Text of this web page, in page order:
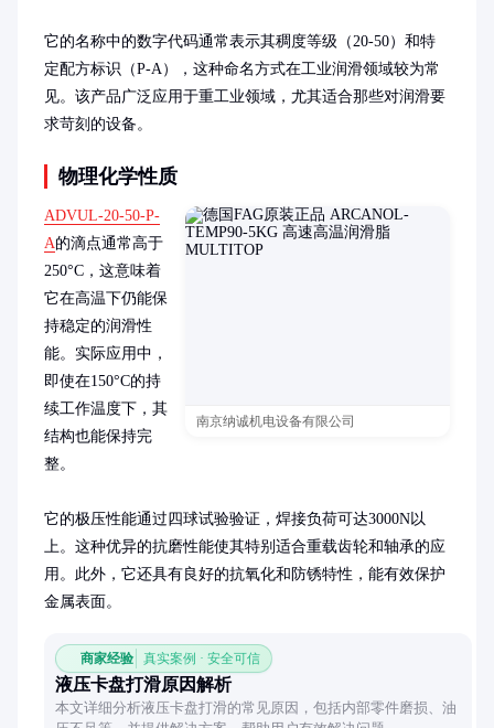
它的名称中的数字代码通常表示其稠度等级（20-50）和特
定配方标识（P-A），这种命名方式在工业润滑领域较为常
见。该产品广泛应用于重工业领域，尤其适合那些对润滑要
求苛刻的设备。
物理化学性质
南京纳诚机电设备有限公司
ADVUL-20-50-P-
A的滴点通常高于
250°C，这意味着
它在高温下仍能保
持稳定的润滑性
能。实际应用中，
即使在150°C的持
续工作温度下，其
结构也能保持完
整。
它的极压性能通过四球试验验证，焊接负荷可达3000N以
上。这种优异的抗磨性能使其特别适合重载齿轮和轴承的应
用。此外，它还具有良好的抗氧化和防锈特性，能有效保护
金属表面。
商家经验 真实案例 · 安全可信
液压卡盘打滑原因解析
本文详细分析液压卡盘打滑的常见原因，包括内部零件磨损、油